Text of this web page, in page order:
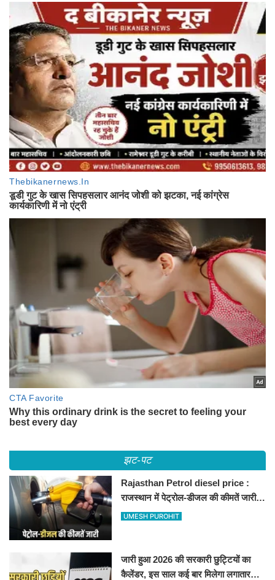
झट-पट
Rajasthan Petrol diesel price :
राजस्थान में पेट्रोल-डीजल की कीमतें जारी,
जानिए बीकानेर समेत पुरे प्रदेश में नए रेट
UMESH PUROHIT
जारी हुआ 2026 की सरकारी छुट्टियों का
कैलेंडर, इस साल कई बार मिलेगा लगातार